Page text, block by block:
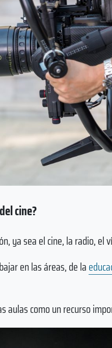
cine?
ya sea el cine, la radio, el
en las áreas, de la
aulas como un recurso